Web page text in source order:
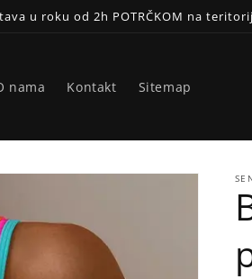
u roku od 2h POTRČKOM na
nama Kontakt Sitemap